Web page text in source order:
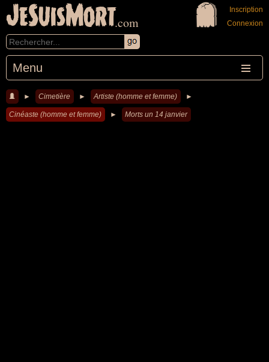
JeSuisMort.com
Menu
Inscription
Connexion
► Cimetière ► Artiste (homme et femme) ►
Cinéaste (homme et femme) ► Morts un 14 janvier